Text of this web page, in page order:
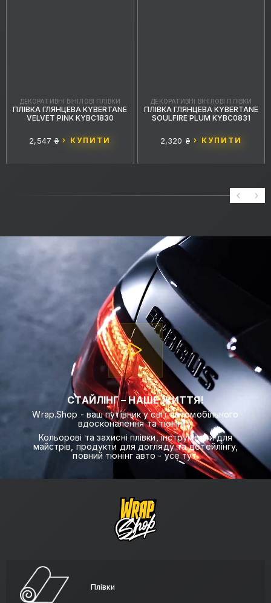
ДЕКОРАТИВНІ ВІНІЛОВІ ПЛІВКИ
ПЛІВКА ГЛЯНЦЕВА KYBERTANE
VELVET PINK KYBC1830
2,547 ₴ КУПИТИ
ДЕКОРАТИВНІ ВІНІЛОВІ ПЛІВКИ
ПЛІВКА ГЛЯНЦЕВА KYBERTANE
SOULFIRE PLUM KYBC0831
2,320 ₴ КУПИТИ
СТАЙЛІНГ – НАШЕ ЖИТТЯ!
Wrap.Shop - ваш путівник у світ автомобільного
вдосконалення та тюнінгу.
Кольорові та захисні плівки, інструменти для
майстрів, продукти для догляду та детейлінгу,
повний тюнінг авто - усе тут.
Плівки